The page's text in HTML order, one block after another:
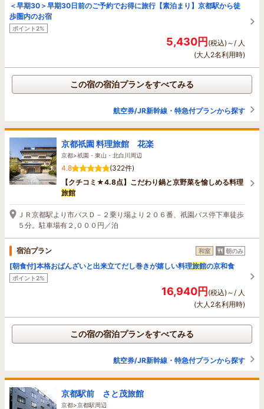
＜早期30＞早期30日前のご予約でお得に旅行【素泊まり】京都駅から徒
歩圏内のお宿
ポイント2%
5,430円(税込)～/ 人
(大人2名利用時)
この宿の宿泊プランをすべてみる
航空券/JR新幹線・特急付プランから探す
京都祇園 料理旅館 花楽
京都>祇園・東山・北白川周辺
4.8
(322件)
【クチコミ★4.8点】こだわり鍋と京野菜を愉しめる料理
旅館
ＪＲ京都駅より市バスＤ－２乗り場より２０６番、祇園バス停下車徒歩
５分。駐車場有２,０００円／泊
宿泊プラン 和室 朝のみ
[朝食付]本格おばんざいと出来立てだし巻きが嬉しい料理旅館の京和食
ポイント2%
16,940円(税込)～/ 人
(大人2名利用時)
この宿の宿泊プランをすべてみる
航空券/JR新幹線・特急付プランから探す
京都駅前 さと茂旅館
京都>京都駅周辺